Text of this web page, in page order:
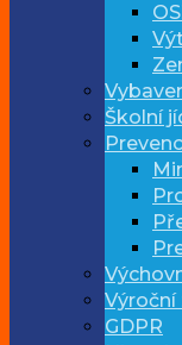
Školní
Výroční
GDPR